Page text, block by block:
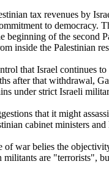
tax revenues by
to democracy.
beginning of the second
inside the Palestinian
that Israel continues
after that withdrawal,
under strict Israeli
that it might
cabinet ministers
of war belies the
militants are "terrorists",